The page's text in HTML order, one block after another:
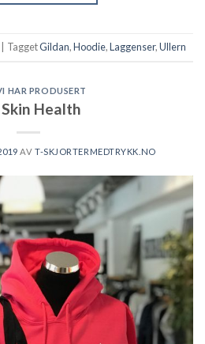
TaggetGildan,Hoodie,Laggenser,Ullern
HAR PRODUSERT
Health
AV T-SKJORTERMEDTRYKK.NO